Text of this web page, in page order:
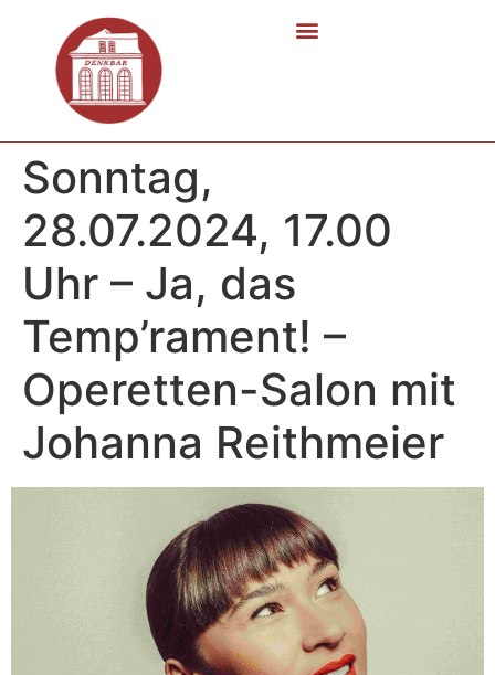
Sonntag,
28.07.2024, 17.00
Uhr – Ja, das
Temp’rament! –
Operetten-Salon mit
Johanna Reithmeier